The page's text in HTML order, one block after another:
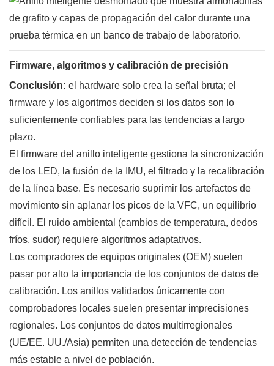
Firmware, algoritmos y calibración de precisión
Conclusión: el hardware solo crea la señal bruta; el
firmware y los algoritmos deciden si los datos son lo
suficientemente confiables para las tendencias a largo
plazo.
El firmware del anillo inteligente gestiona la sincronización
de los LED, la fusión de la IMU, el filtrado y la recalibración
de la línea base. Es necesario suprimir los artefactos de
movimiento sin aplanar los picos de la VFC, un equilibrio
difícil. El ruido ambiental (cambios de temperatura, dedos
fríos, sudor) requiere algoritmos adaptativos.
Los compradores de equipos originales (OEM) suelen
pasar por alto la importancia de los conjuntos de datos de
calibración. Los anillos validados únicamente con
comprobadores locales suelen presentar imprecisiones
regionales. Los conjuntos de datos multirregionales
(UE/EE. UU./Asia) permiten una detección de tendencias
más estable a nivel de población.